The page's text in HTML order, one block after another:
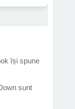
își spune
sunt